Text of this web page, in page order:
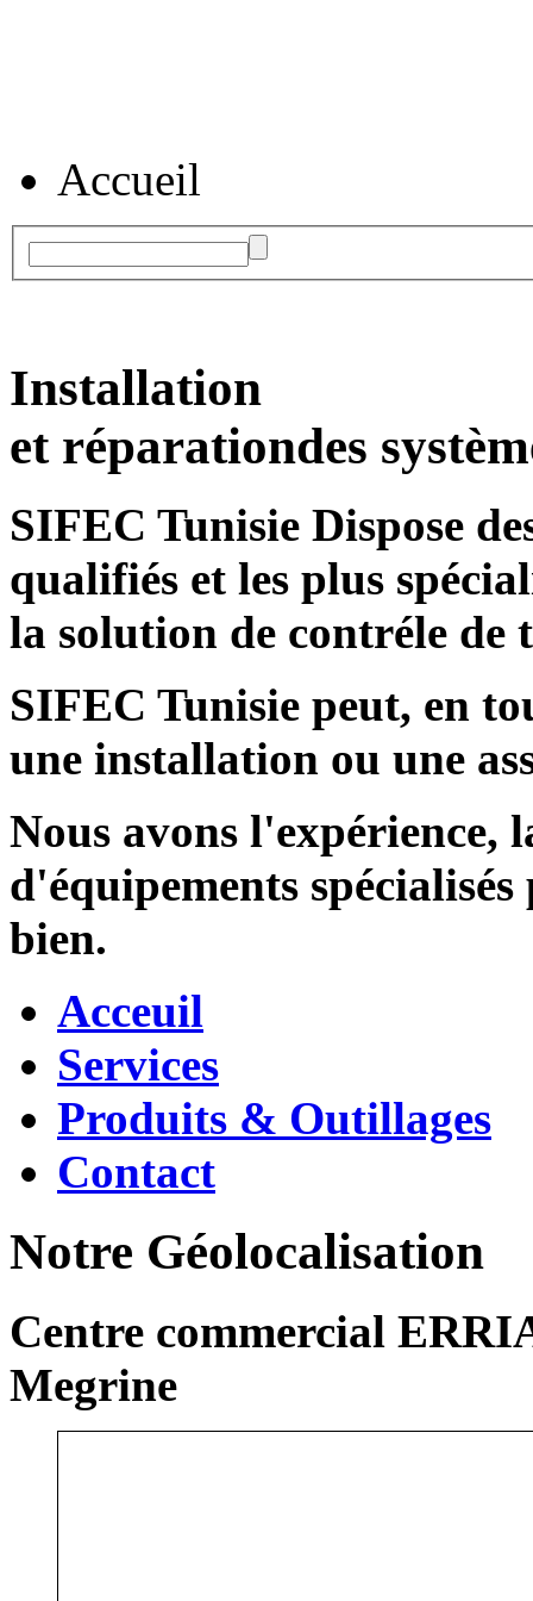
Accueil
Installation
et réparationdes
SIFEC Tunisie Dispose
qualifiés et les plus
la solution de contréle de
SIFEC Tunisie peut, en
une installation ou une
Nous avons l'expérience,
d'équipements
bien.
Acceuil
Services
Produits & Outillages
Contact
Notre Géolocalisation
Centre commercial
Megrine